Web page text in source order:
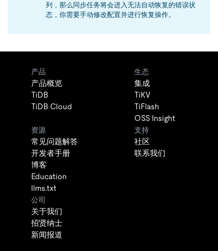
列，那么同步任务将会进入无法自动恢复的错误状
态，你需要手动修改配置并进行恢复操作。
产品
产品概览
TiDB
TiDB Cloud
生态
集成
TiKV
TiFlash
OSS Insight
资源
常见问题解答
开发者手册
博客
Education
llms.txt
支持
社区
联系我们
公司
关于我们
招贤纳士
新闻报道